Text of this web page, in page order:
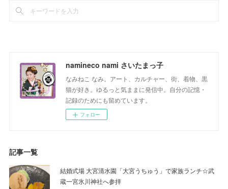
namineco nami さいたまっ子
なみねこ なみ。アート、カルチャー、街、着物、黒
猫が好き。ゆるっと気ままに発信中。自分の記憶・
記録のためにも留めています。
フォロー
記事一覧
結婚式場 大宮清水園「大宮うちゅう」で家族ランチ☆武
蔵一宮氷川神社へ参拝